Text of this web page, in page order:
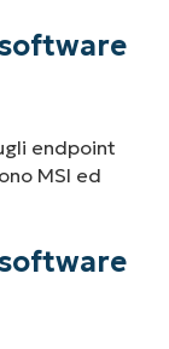
endpoint
MSI ed